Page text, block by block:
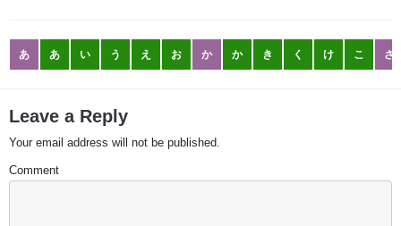
あ あ い う え お か か き く け こ さ
Leave a Reply
Your email address will not be published.
Comment